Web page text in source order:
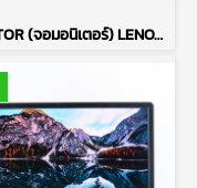
MONITOR (จอมอนิเตอร์) LENOVO THINKVISION LT2223PWC 21.5 INCH TN FULL HD 60 Hz P17592